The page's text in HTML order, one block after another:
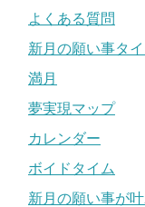
よくある質問
新月の願い事タ
満月
夢実現マップ
カレンダー
ボイドタイム
新月の願い事が